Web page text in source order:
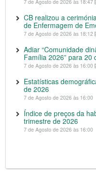
7 de Agosto de 2026 às 18:47
CB realizou a
de Enfermagem de
7 de Agosto de 2026 às 18:12
Adiar “Comunidade
Família 2026” para 20
7 de Agosto de 2026 às 16:00
Estatísticas
de 2026
7 de Agosto de 2026 às 16:00
Índice de preços da
trimestre de 2026
7 de Agosto de 2026 às 16:00